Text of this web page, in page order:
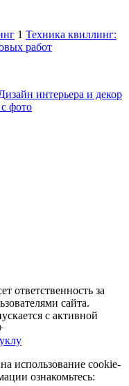
1 Техника квиллинг:
работ
интерьера и декор
фото
ответственность за
сайта.
с активной
использование cookie-
ознакомьтесь: